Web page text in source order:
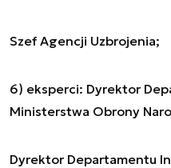
Szef Agencji Uzbrojenia;
6) eksperci: Dyrektor
Ministerstwa Obrony
Dyrektor Departamentu